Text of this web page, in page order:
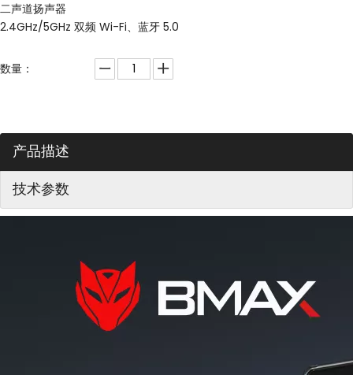
二声道扬声器
2.4GHz/5GHz 双频 Wi-Fi、蓝牙 5.0
数量：
产品描述
技术参数